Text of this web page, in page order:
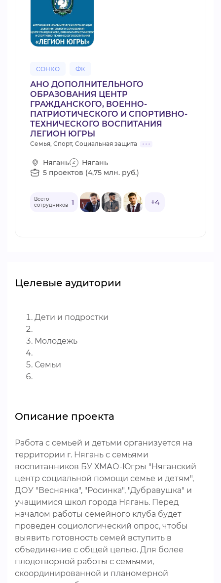
СОНКО ФК
АНО ДОПОЛНИТЕЛЬНОГО
ОБРАЗОВАНИЯ ЦЕНТР
ГРАЖДАНСКОГО, ВОЕННО-
ПАТРИОТИЧЕСКОГО И СПОРТИВНО-
ТЕХНИЧЕСКОГО ВОСПИТАНИЯ
ЛЕГИОН ЮГРЫ
Семья, Спорт, Социальная защита
Нягань
Нягань
5 проектов (4,75 млн. руб.)
Всего
сотрудников 1 +4
Целевые аудитории
Дети и подростки
Молодежь
Семьи
Описание проекта
Работа с семьей и детьми организуется на
территории г. Нягань с семьями
воспитанников БУ ХМАО-Югры "Няганский
центр социальной помощи семье и детям",
ДОУ "Веснянка", "Росинка", "Дубравушка" и
учащимися школ города Нягань. Перед
началом работы семейного клуба будет
проведен социологический опрос, чтобы
выявить готовность семей вступить в
объединение с общей целью. Для более
плодотворной работы с семьями,
скоординированной и планомерной